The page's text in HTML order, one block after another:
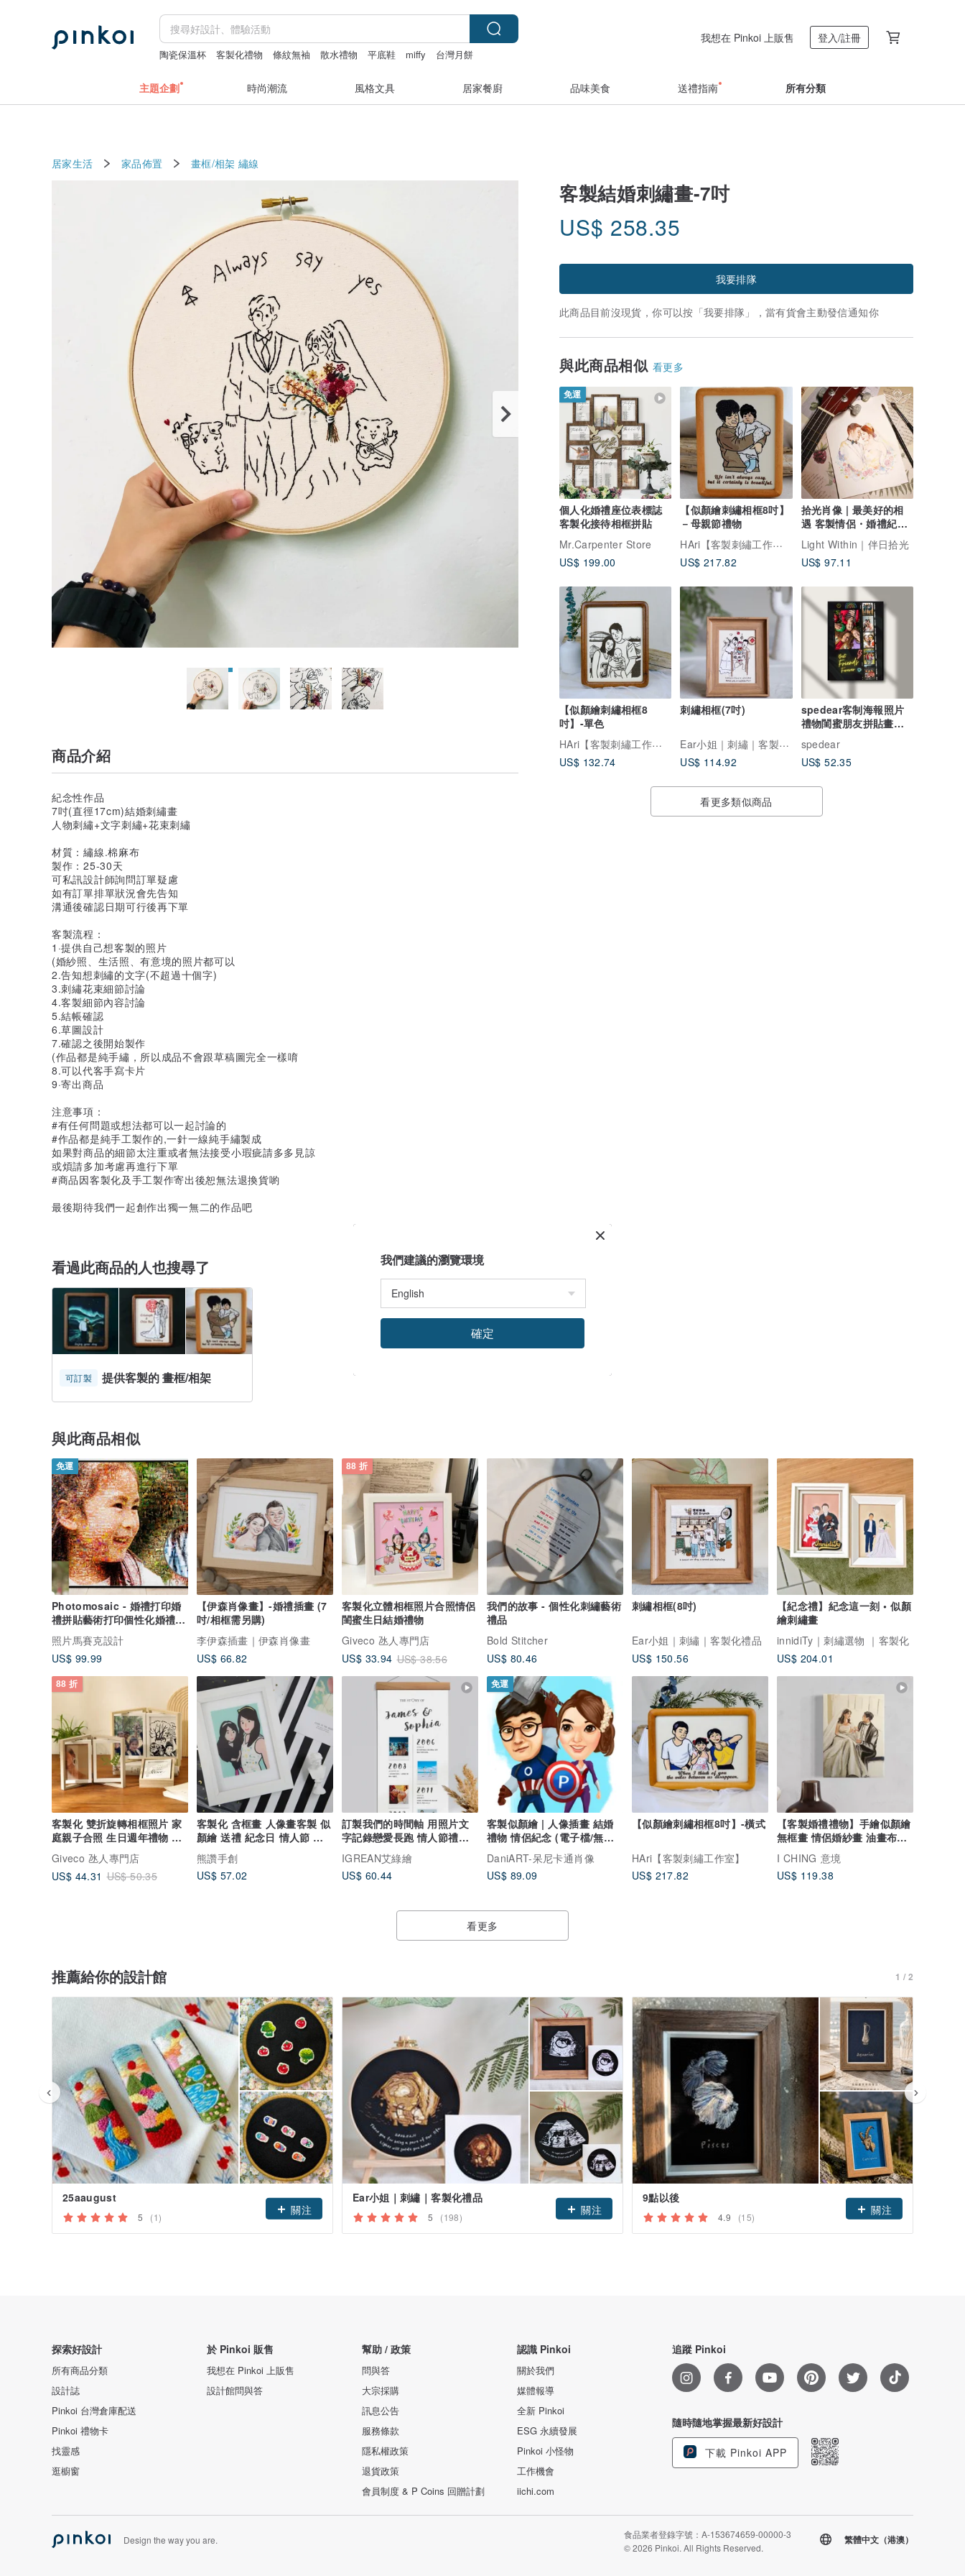
陶瓷保溫杯 客製化禮物 條紋無袖 散水禮物 平底鞋 miffy
台灣月餅
我想在 Pinkoi 上販售 登入/註冊
主題企劃 時尚潮流 風格文具 居家餐廚 品味美食 送禮指南 所有分類
居家生活 家品佈置 畫框/相架 繡線
客製結婚刺繡畫-7吋
US$ 258.35
我要排隊
此商品目前沒現貨，你可以按「我要排隊」，當有貨會主動發信通知你
與此商品相似 看更多
免運
個人化婚禮座位表標誌
客製化接待相框拼貼
Mr.Carpenter Store
US$ 199.00
【似顏繪刺繡相框8吋】
－母親節禮物
HAri【客製刺繡工作室】
US$ 217.82
拾光肖像 | 最美好的相
遇 客製情侶・婚禮紀念
水彩畫
Light Within｜伴日拾光
US$ 97.11
【似顏繪刺繡相框8
吋】-單色
HAri【客製刺繡工作室】
US$ 132.74
刺繡相框(7吋)
Ear小姐｜刺繡｜客製化禮品
US$ 114.92
spedear客制海報照片
禮物閨蜜朋友拼貼畫紀
念裝飾畫
spedear
US$ 52.35
看更多類似商品
商品介紹
紀念性作品
7吋(直徑17cm)結婚刺繡畫
人物刺繡+文字刺繡+花束刺繡
材質：繡線.棉麻布
製作：25-30天
可私訊設計師詢問訂單疑慮
如有訂單排單狀況會先告知
溝通後確認日期可行後再下單
客製流程：
1·提供自己想客製的照片
(婚紗照、生活照、有意境的照片都可以
2.告知想刺繡的文字(不超過十個字)
3.刺繡花束細節討論
4.客製細節內容討論
5.結帳確認
6.草圖設計
7.確認之後開始製作
(作品都是純手繡，所以成品不會跟草稿圖完全一樣唷
8.可以代客手寫卡片
9·寄出商品
注意事項：
#有任何問題或想法都可以一起討論的
#作品都是純手工製作的,一針一線純手繡製成
如果對商品的細節太注重或者無法接受小瑕疵請多多見諒
或煩請多加考慮再進行下單
#商品因客製化及手工製作寄出後恕無法退換貨喲
最後期待我們一起創作出獨一無二的作品吧
看過此商品的人也搜尋了
可訂製 提供客製的 畫框/相架
與此商品相似
免運
Photomosaic - 婚禮打印婚
禮拼貼藝術打印個性化婚禮照
照片馬賽克設計
US$ 99.99
【伊森肖像畫】-婚禮插畫 (7
吋/相框需另購)
李伊森插畫｜伊森肖像畫
US$ 66.82
88 折
客製化立體相框照片合照情侶
閨蜜生日結婚禮物
Giveco 氹人專門店
US$ 33.94 US$ 38.56
我們的故事 - 個性化刺繡藝術
禮品
Bold Stitcher
US$ 80.46
刺繡相框(8吋)
Ear小姐｜刺繡｜客製化禮品
US$ 150.56
【紀念禮】紀念這一刻 • 似顏
繪刺繡畫
innidiTy｜刺繡選物 ｜客製化
US$ 204.01
88 折
客製化 雙折旋轉相框照片 家
庭親子合照 生日週年禮物 婚
Giveco 氹人專門店
US$ 44.31 US$ 50.35
客製化 含框畫 人像畫客製 似
顏繪 送禮 紀念日 情人節 閨
密 插畫
熊讚手創
US$ 57.02
訂製我們的時間軸 用照片文
字記錄戀愛長跑 情人節禮物
IGREAN艾綠繪
US$ 60.44
免運
客製似顏繪 | 人像插畫 結婚
禮物 情侶紀念 (電子檔/無框
DaniART-呆尼卡通肖像
US$ 89.09
【似顏繪刺繡相框8吋】-橫式
HAri【客製刺繡工作室】
US$ 217.82
【客製婚禮禮物】手繪似顏繪
無框畫 情侶婚紗畫 油畫布掛
I CHING 意境
US$ 119.38
看更多
推薦給你的設計館 1 / 2
25aaugust
5 (1)
關注
Ear小姐｜刺繡｜客製化禮品
5 (198)
關注
9點以後
4.9 (15)
關注
探索好設計
所有商品分類
設計誌
Pinkoi 台灣倉庫配送
Pinkoi 禮物卡
找靈感
逛櫥窗
於 Pinkoi 販售
我想在 Pinkoi 上販售
設計館問與答
幫助 / 政策
問與答
大宗採購
訊息公告
服務條款
隱私權政策
退貨政策
會員制度 & P Coins 回贈計劃
認識 Pinkoi
關於我們
媒體報導
全新 Pinkoi
ESG 永續發展
Pinkoi 小怪物
工作機會
iichi.com
追蹤 Pinkoi
隨時隨地掌握最新好設計
下載 Pinkoi APP
Design the way you are.
食品業者登錄字號：A-153674659-00000-3
© 2026 Pinkoi. All Rights Reserved.
繁體中文（港澳）
我們建議的瀏覽環境
確定